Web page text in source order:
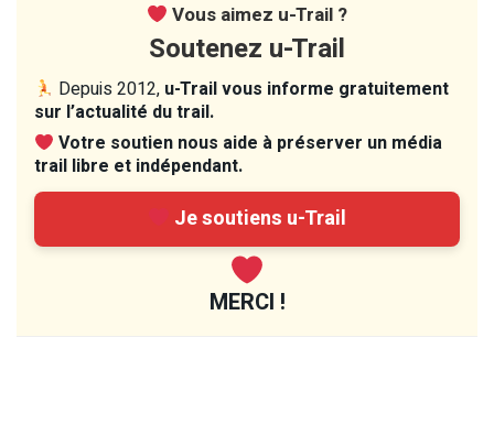
Vous aimez u-Trail ?
Soutenez u-Trail
Depuis 2012, u-Trail vous informe gratuitement
sur l’actualité du trail.
Votre soutien nous aide à préserver un média
trail libre et indépendant.
Je soutiens u-Trail
MERCI !